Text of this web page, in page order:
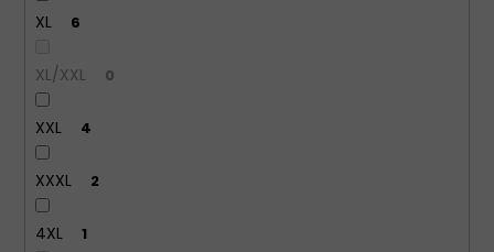
XL 6
XL/XXL 0
XXL 4
XXXL 2
4XL 1